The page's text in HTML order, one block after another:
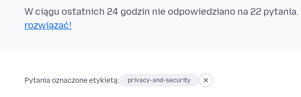
W ciągu ostatnich 24 godzin nie odpowiedziano na 22 pytania.
rozwiązać!
Pytania oznaczone etykietą: privacy-and-security